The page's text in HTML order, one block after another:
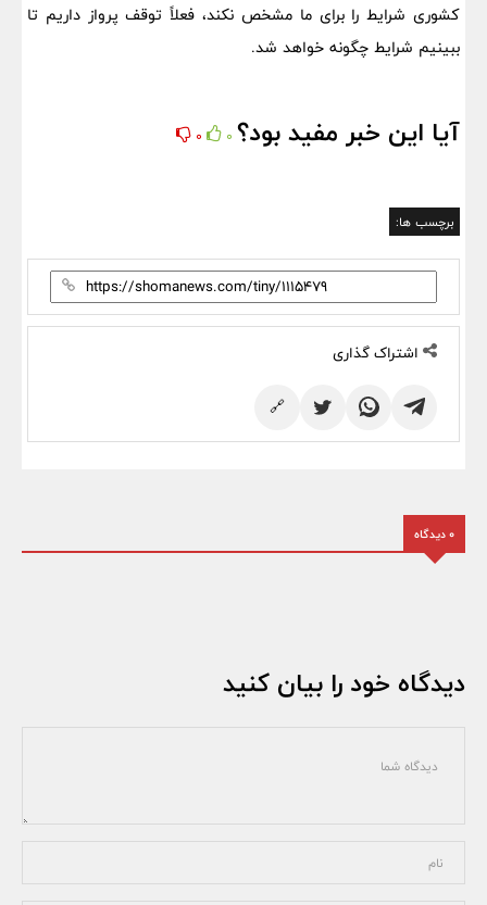
کشوری شرایط را برای ما مشخص نکند، فعلاً توقف پرواز داریم تا
ببینیم شرایط چگونه خواهد شد.
آیا این خبر مفید بود؟ 0
0
برچسب ها:
اشتراک گذاری
🔗
0 دیدگاه
دیدگاه خود را بیان کنید